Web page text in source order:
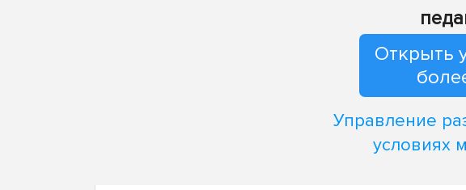
Открыть
Управление
условиях